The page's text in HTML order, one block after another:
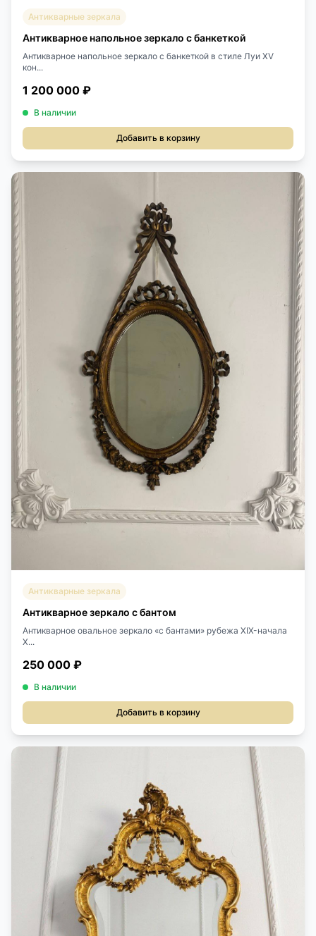
Антикварные зеркала
Антикварное напольное зеркало с банкеткой
Антикварное напольное зеркало с банкеткой в стиле Луи XV
кон...
1 200 000 ₽
В наличии
Добавить в корзину
Антикварные зеркала
Антикварное зеркало с бантом
Антикварное овальное зеркало «с бантами» рубежа XIX-начала
X...
250 000 ₽
В наличии
Добавить в корзину